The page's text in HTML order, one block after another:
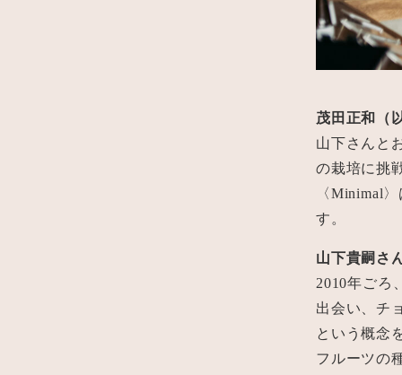
茂田正和（
山下さんと
の栽培に挑
〈Minimal
す。
山下貴嗣さ
2010年ごろ
出会い、チ
という概念
フルーツの